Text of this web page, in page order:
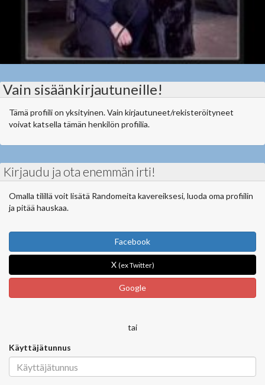
Vain sisäänkirjautuneille!
Tämä profiili on yksityinen. Vain kirjautuneet/rekisteröityneet
voivat katsella tämän henkilön profiilia.
Kirjaudu ja ota enemmän irti!
Omalla tilillä voit lisätä Randomeita kavereiksesi, luoda oma profiilin
ja pitää hauskaa.
Facebook
X (ex Twitter)
Google
tai
Käyttäjätunnus